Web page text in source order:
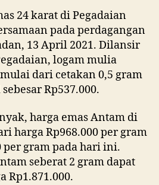
24 karat di Pegadaian
pada perdagangan
13 April 2021. Dilansir
logam mulia
dari cetakan 0,5 gram
Rp537.000.
harga emas Antam di
harga Rp968.000 per gram
per gram pada hari ini.
seberat 2 gram dapat
Rp1.871.000.